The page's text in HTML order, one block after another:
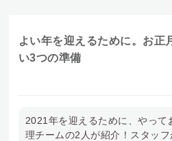
よい年を迎えるために。お正
い3つの準備
2021年を迎えるために、やって
理チームの2人が紹介！スタッ